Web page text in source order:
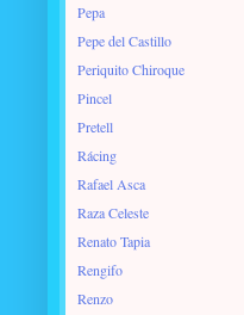
Pepa
Pepe del Castillo
Periquito Chiroque
Pincel
Pretell
Rácing
Rafael Asca
Raza Celeste
Renato Tapia
Rengifo
Renzo